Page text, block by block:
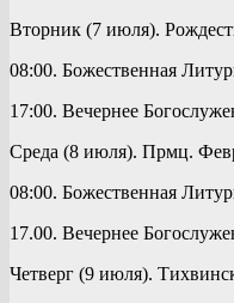
Вторник (7 июля).
08:00. Божественная
17:00. Вечернее
Среда (8 июля). Прмц.
08:00. Божественная
17.00. Вечернее
Четверг (9 июля).